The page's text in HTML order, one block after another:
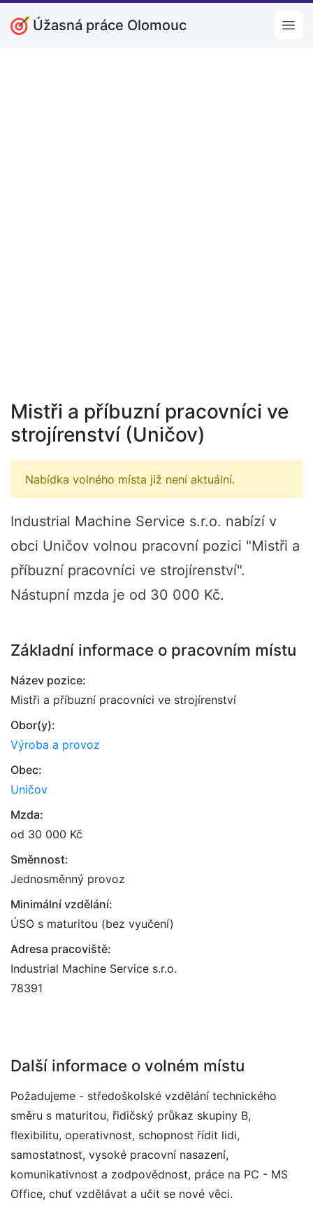
Úžasná práce Olomouc
Mistři a příbuzní pracovníci ve
strojírenství (Uničov)
Nabídka volného místa již není aktuální.
Industrial Machine Service s.r.o. nabízí v
obci Uničov volnou pracovní pozici "Mistři a
příbuzní pracovníci ve strojírenství".
Nástupní mzda je od 30 000 Kč.
Základní informace o pracovním místu
Název pozice:
Mistři a příbuzní pracovníci ve strojírenství
Obor(y):
Výroba a provoz
Obec:
Uničov
Mzda:
od 30 000 Kč
Směnnost:
Jednosměnný provoz
Minimální vzdělání:
ÚSO s maturitou (bez vyučení)
Adresa pracoviště:
Industrial Machine Service s.r.o.
78391
Další informace o volném místu
Požadujeme - středoškolské vzdělání technického
směru s maturitou, řidičský průkaz skupiny B,
flexibilitu, operativnost, schopnost řídit lidi,
samostatnost, vysoké pracovní nasazení,
komunikativnost a zodpovědnost, práce na PC - MS
Office, chuť vzdělávat a učit se nové věci.